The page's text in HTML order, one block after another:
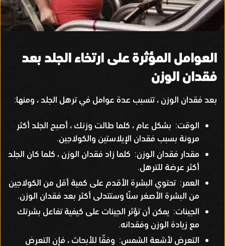
العوامل المؤثرة على ارتخاء الجلد بعد
فقدان الوزن
بعد فقدان الوزن ، تتسبب عدة عوامل في ترهل الجلد ، ومنها:
الوقت: بشكل عام ، كلما طالت وزنك ، أصبح الجلد أكثر
مرونة بسبب فقدان الإيلاستين والكولاجين.
مقدار فقدان الوزن: كلما زاد فقدان الوزن ، كلما كان الجلد
أكثر عرضة للترهل.
العمر: تحتوي البشرة الأقدم على كمية أقل من الكولاجين
من البشرة الأصغر سنًا وستتدلى أكثر بعد فقدان الوزن.
الجينات: يمكن أن تؤثر الجينات على كيفية تفاعل بشرتك
مع زيادة الوزن وفقدانه.
التعرض لأشعة الشمس: وفقًا للأبحاث ، فإن التعرض